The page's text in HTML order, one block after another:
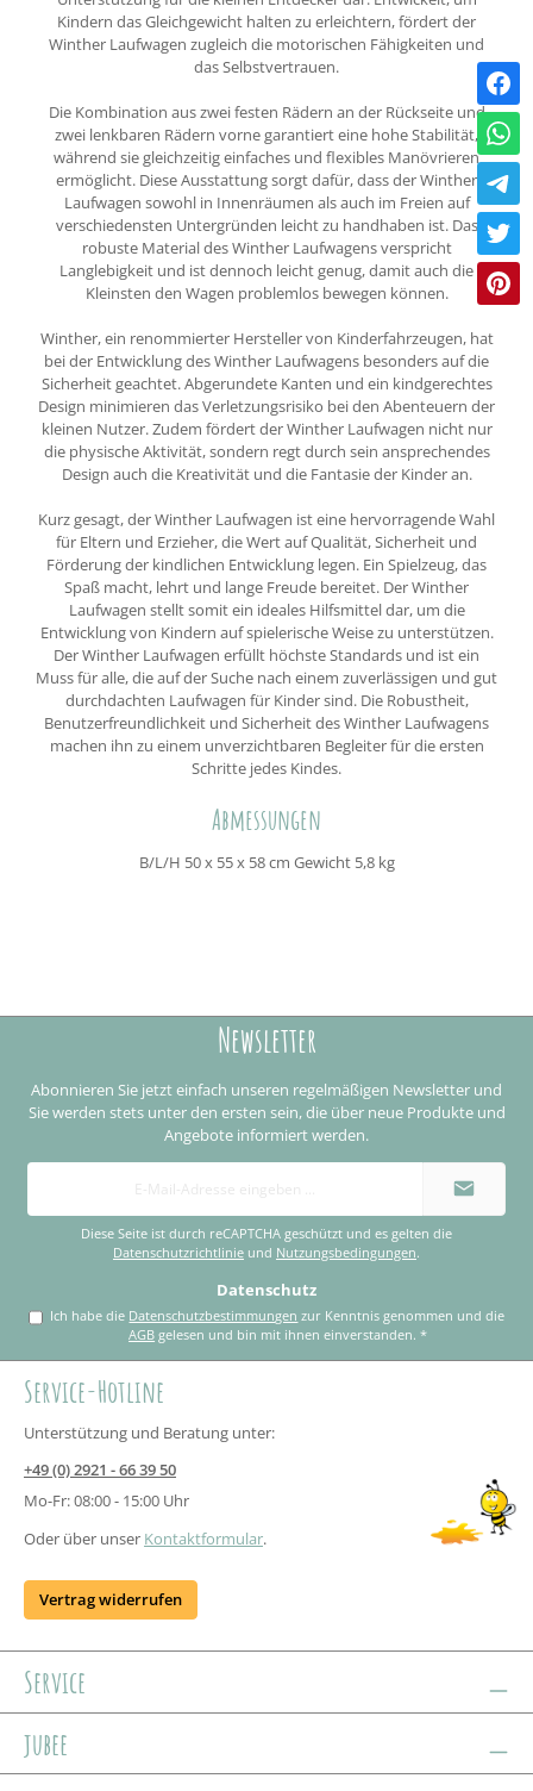
Kindern das Gleichgewicht halten zu erleichtern, fördert der
Winther Laufwagen zugleich die motorischen Fähigkeiten und
das Selbstvertrauen.
Die Kombination aus zwei festen Rädern an der Rückseite und
zwei lenkbaren Rädern vorne garantiert eine hohe Stabilität,
während sie gleichzeitig einfaches und flexibles Manövrieren
ermöglicht. Diese Ausstattung sorgt dafür, dass der Winther
Laufwagen sowohl in Innenräumen als auch im Freien auf
verschiedensten Untergründen leicht zu handhaben ist. Das
robuste Material des Winther Laufwagens verspricht
Langlebigkeit und ist dennoch leicht genug, damit auch die
Kleinsten den Wagen problemlos bewegen können.
Winther, ein renommierter Hersteller von Kinderfahrzeugen, hat
bei der Entwicklung des Winther Laufwagens besonders auf die
Sicherheit geachtet. Abgerundete Kanten und ein kindgerechtes
Design minimieren das Verletzungsrisiko bei den Abenteuern der
kleinen Nutzer. Zudem fördert der Winther Laufwagen nicht nur
die physische Aktivität, sondern regt durch sein ansprechendes
Design auch die Kreativität und die Fantasie der Kinder an.
Kurz gesagt, der Winther Laufwagen ist eine hervorragende Wahl
für Eltern und Erzieher, die Wert auf Qualität, Sicherheit und
Förderung der kindlichen Entwicklung legen. Ein Spielzeug, das
Spaß macht, lehrt und lange Freude bereitet. Der Winther
Laufwagen stellt somit ein ideales Hilfsmittel dar, um die
Entwicklung von Kindern auf spielerische Weise zu unterstützen.
Der Winther Laufwagen erfüllt höchste Standards und ist ein
Muss für alle, die auf der Suche nach einem zuverlässigen und gut
durchdachten Laufwagen für Kinder sind. Die Robustheit,
Benutzerfreundlichkeit und Sicherheit des Winther Laufwagens
machen ihn zu einem unverzichtbaren Begleiter für die ersten
Schritte jedes Kindes.
Abmessungen
B/L/H 50 x 55 x 58 cm Gewicht 5,8 kg
Newsletter
Abonnieren Sie jetzt einfach unseren regelmäßigen Newsletter und
Sie werden stets unter den ersten sein, die über neue Produkte und
Angebote informiert werden.
E-
Adresse
Diese Seite ist durch reCAPTCHA geschützt und es gelten die
Datenschutzrichtlinie und Nutzungsbedingungen.
Datenschutz
Ich habe die Datenschutzbestimmungen
AGB gelesen und bin mit ihnen einverstanden.*
Service-Hotline
Unterstützung und Beratung unter:
+49 (0) 2921 - 66 39 50
Mo-Fr: 08:00 - 15:00 Uhr
Oder über unser Kontaktformular.
Vertrag widerrufen
Service
jubee